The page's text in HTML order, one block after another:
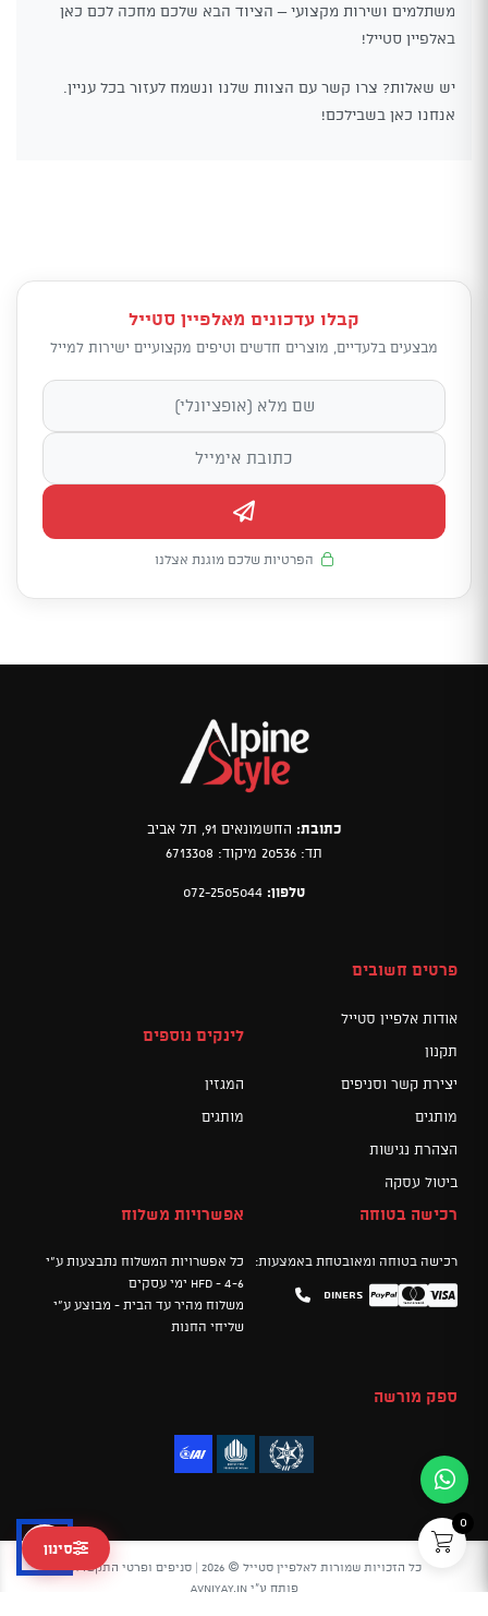
סינון
משתלמים ושירות מקצועי – הציוד הבא שלכם מחכה לכם כאן
באלפיין סטייל!
יש שאלות? צרו קשר עם הצוות שלנו ונשמח לעזור בכל עניין.
אנחנו כאן בשבילכם!
קבלו עדכונים מאלפיין סטייל
מבצעים בלעדיים, מוצרים חדשים וטיפים מקצועיים ישירות למייל
הפרטיות שלכם מוגנת אצלנו
כתובת: החשמונאים 91, תל אביב
תד: 20536 מיקוד: 6713308
טלפון: 072-2505044
פרטים חשובים
אודות אלפיין סטייל
תקנון
יצירת קשר וסניפים
מותגים
הצהרת נגישות
ביטול עסקה
לינקים נוספים
המגזין
מותגים
רכישה בטוחה
רכישה בטוחה ומאובטחת באמצעות:
Visa
Mastercard
PayPal
Diners
אפשרויות משלוח
כל אפשרויות המשלוח נתבצעות ע"י
HFD - 4-6 ימי עסקים
משלוח מהיר עד הבית - מבוצע ע"י
שליחי החנות
ספק מורשה
כל הזכויות שמורות לאלפיין סטייל © 2026 |
סניפים ופרטי התקשרות
פותח ע"יavniyay.in
0